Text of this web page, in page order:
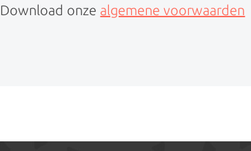
Download onze algemene voorwaarden